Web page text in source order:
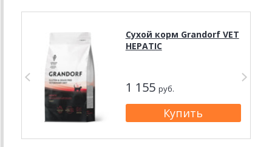
Сухой корм Grandorf VET
HEPATIC
1 155 руб.